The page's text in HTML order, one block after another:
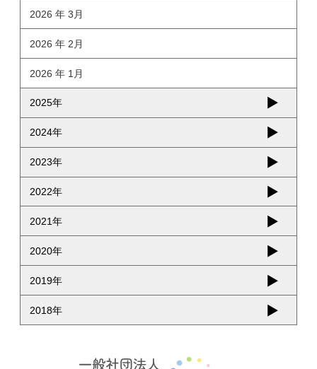
2026 年 3月
2026 年 2月
2026 年 1月
2025年
2024年
2023年
2022年
2021年
2020年
2019年
2018年